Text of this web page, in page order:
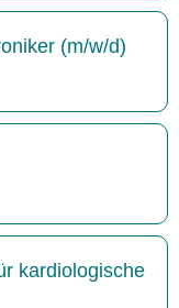
(m/w/d)
kardiologische